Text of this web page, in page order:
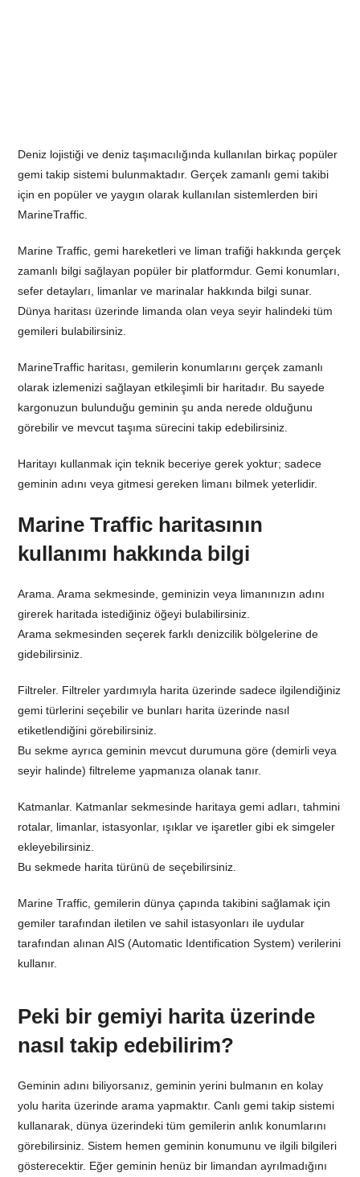
Deniz lojistiği ve deniz taşımacılığında kullanılan birkaç popüler
gemi takip sistemi bulunmaktadır. Gerçek zamanlı gemi takibi
için en popüler ve yaygın olarak kullanılan sistemlerden biri
MarineTraffic.
Marine Traffic, gemi hareketleri ve liman trafiği hakkında gerçek
zamanlı bilgi sağlayan popüler bir platformdur. Gemi konumları,
sefer detayları, limanlar ve marinalar hakkında bilgi sunar.
Dünya haritası üzerinde limanda olan veya seyir halindeki tüm
gemileri bulabilirsiniz.
MarineTraffic haritası, gemilerin konumlarını gerçek zamanlı
olarak izlemenizi sağlayan etkileşimli bir haritadır. Bu sayede
kargonuzun bulunduğu geminin şu anda nerede olduğunu
görebilir ve mevcut taşıma sürecini takip edebilirsiniz.
Haritayı kullanmak için teknik beceriye gerek yoktur; sadece
geminin adını veya gitmesi gereken limanı bilmek yeterlidir.
Marine Traffic haritasının
kullanımı hakkında bilgi
Arama. Arama sekmesinde, geminizin veya limanınızın adını
girerek haritada istediğiniz öğeyi bulabilirsiniz.
Arama sekmesinden seçerek farklı denizcilik bölgelerine de
gidebilirsiniz.
Filtreler. Filtreler yardımıyla harita üzerinde sadece ilgilendiğiniz
gemi türlerini seçebilir ve bunları harita üzerinde nasıl
etiketlendiğini görebilirsiniz.
Bu sekme ayrıca geminin mevcut durumuna göre (demirli veya
seyir halinde) filtreleme yapmanıza olanak tanır.
Katmanlar. Katmanlar sekmesinde haritaya gemi adları, tahmini
rotalar, limanlar, istasyonlar, ışıklar ve işaretler gibi ek simgeler
ekleyebilirsiniz.
Bu sekmede harita türünü de seçebilirsiniz.
Marine Traffic, gemilerin dünya çapında takibini sağlamak için
gemiler tarafından iletilen ve sahil istasyonları ile uydular
tarafından alınan AIS (Automatic Identification System) verilerini
kullanır.
Peki bir gemiyi harita üzerinde
nasıl takip edebilirim?
Geminin adını biliyorsanız, geminin yerini bulmanın en kolay
yolu harita üzerinde arama yapmaktır. Canlı gemi takip sistemi
kullanarak, dünya üzerindeki tüm gemilerin anlık konumlarını
görebilirsiniz. Sistem hemen geminin konumunu ve ilgili bilgileri
gösterecektir. Eğer geminin henüz bir limandan ayrılmadığını